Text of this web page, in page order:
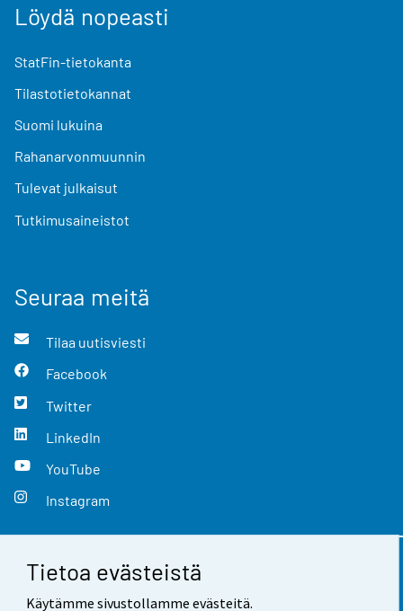
Tietoa evästeistä
Käytämme sivustollamme evästeitä.
Löydä nopeasti
StatFin-tietokanta
Tilastotietokannat
Suomi lukuina
Rahanarvonmuunnin
Tulevat julkaisut
Tutkimusaineistot
Seuraa meitä
Tilaa uutisviesti
Facebook
Twitter
LinkedIn
YouTube
Instagram
Yhteystiedot